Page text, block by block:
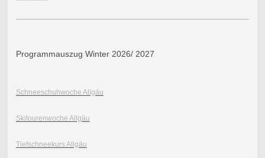
Programmauszug Winter 2026/ 2027
Schneeschuhwoche Allgäu
Skitourenwoche Allgäu
Tiefschneekurs Allgäu